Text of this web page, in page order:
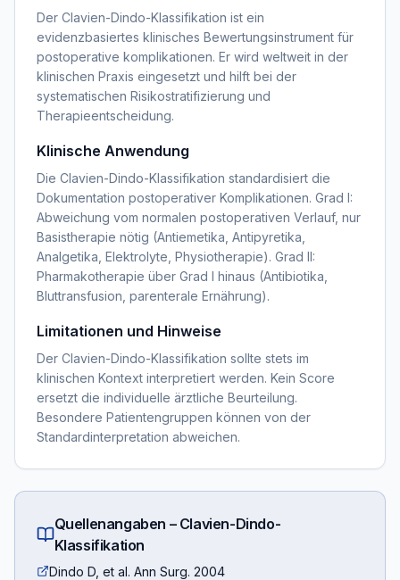
Der Clavien-Dindo-Klassifikation ist ein
evidenzbasiertes klinisches Bewertungsinstrument für
postoperative komplikationen. Er wird weltweit in der
klinischen Praxis eingesetzt und hilft bei der
systematischen Risikostratifizierung und
Therapieentscheidung.
Klinische Anwendung
Die Clavien-Dindo-Klassifikation standardisiert die
Dokumentation postoperativer Komplikationen. Grad I:
Abweichung vom normalen postoperativen Verlauf, nur
Basistherapie nötig (Antiemetika, Antipyretika,
Analgetika, Elektrolyte, Physiotherapie). Grad II:
Pharmakotherapie über Grad I hinaus (Antibiotika,
Bluttransfusion, parenterale Ernährung).
Limitationen und Hinweise
Der Clavien-Dindo-Klassifikation sollte stets im
klinischen Kontext interpretiert werden. Kein Score
ersetzt die individuelle ärztliche Beurteilung.
Besondere Patientengruppen können von der
Standardinterpretation abweichen.
Quellenangaben – Clavien-Dindo-
Klassifikation
Dindo D, et al. Ann Surg. 2004